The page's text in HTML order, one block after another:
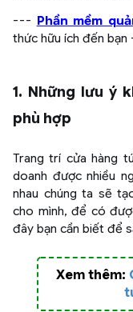
--- Phần mềm
thức hữu ích đến
1. Những lưu ý
phù hợp
Trang trí cửa hàng
doanh được nhiều
nhau chúng ta sẽ
cho mình, để có
đây bạn cần biết để
Xem thêm: